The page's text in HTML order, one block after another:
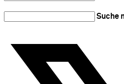
Suche